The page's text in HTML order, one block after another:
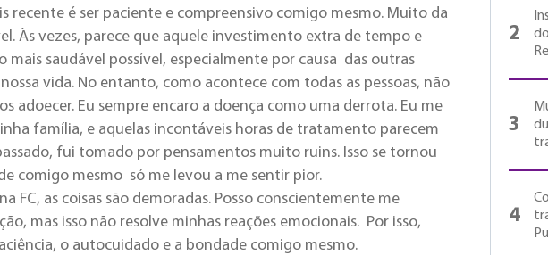
recente é ser paciente e compreensivo comigo mesmo. Muito da
Às vezes, parece que aquele investimento extra de tempo e
mais saudável possível, especialmente por causa das outras
vida. No entanto, como acontece com todas as pessoas, não
adoecer. Eu sempre encaro a doença como uma derrota. Eu me
família, e aquelas incontáveis horas de tratamento parecem
fui tomado por pensamentos muito ruins. Isso se tornou
comigo mesmo só me levou a me sentir pior.
FC, as coisas são demoradas. Posso conscientemente me
mas isso não resolve minhas reações emocionais. Por isso,
o autocuidado e a bondade comigo mesmo.
2
3
4